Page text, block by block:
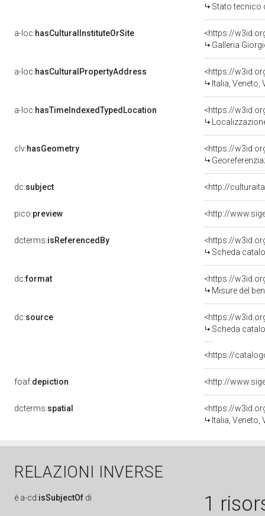
Stato tecnico
a-loc:hasCulturalInstituteOrSite
<https://
Galleria
a-loc:hasCulturalPropertyAddress
<https://
Italia, Veneto,
a-loc:hasTimeIndexedTypedLocation
<https://
clv:hasGeometry
<https://
dc:subject <http://
pico:preview
dcterms:isReferencedBy
<https://
Scheda
dc:format
<https://
Misure del
dc:source
<https://
Scheda
<https://
foaf:depiction
dcterms:spatial
<https://
Italia, Veneto,
RELAZIONI INVERSE
è a-cd:isSubjectOf di 1